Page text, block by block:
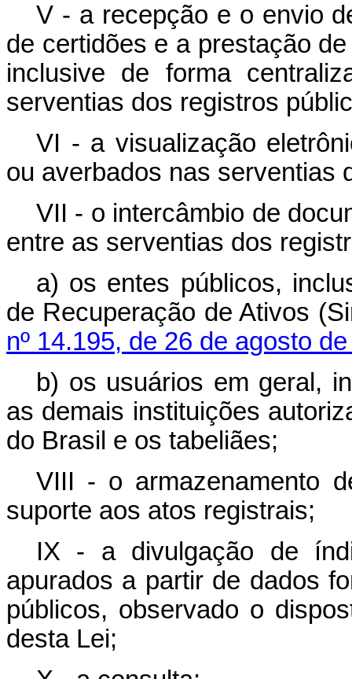
V - a recepção e o envio
de certidões e a prestação
inclusive de forma
serventias dos registros
VI - a visualização
ou averbados nas serventias
VII - o intercâmbio de
entre as serventias dos
a) os entes públicos,
de Recuperação de Ativos
nº 14.195, de 26 de agosto
b) os usuários em geral,
as demais instituições
do Brasil e os tabeliães;
VIII - o armazenamento
suporte aos atos registrais;
IX - a divulgação de
apurados a partir de dados
públicos, observado o
desta Lei;